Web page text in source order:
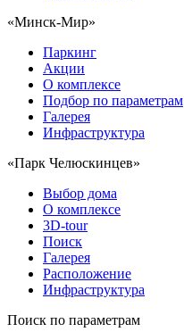
«Минск-Мир»
Паркинг
Акции
О комплексе
Подбор по параметрам
Галерея
Инфраструктура
«Парк Челюскинцев»
Выбор дома
О комплексе
3D-tour
Поиск
Галерея
Расположение
Инфраструктура
Поиск по параметрам